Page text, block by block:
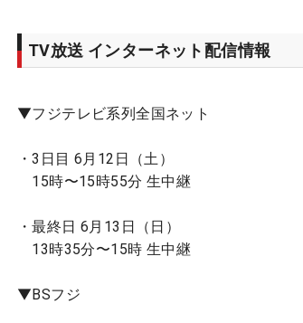
TV放送 インターネット配信情報
▼フジテレビ系列全国ネット
・3日目 6月12日（土）
15時〜15時55分 生中継
・最終日 6月13日（日）
13時35分〜15時 生中継
▼BSフジ